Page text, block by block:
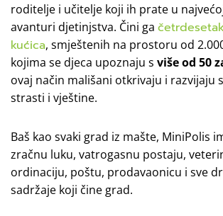
roditelje i učitelje koji ih prate u
avanturi djetinjstva. Čini ga
kućica, smještenih na prostoru od
kojima se djeca upoznaju s više od 50
ovaj način mališani otkrivaju i razvijaju
strasti i vještine.
Baš kao svaki grad iz mašte, MiniPolis
zračnu luku, vatrogasnu postaju,
ordinaciju, poštu, prodavaonicu i sve
sadržaje koji čine grad.